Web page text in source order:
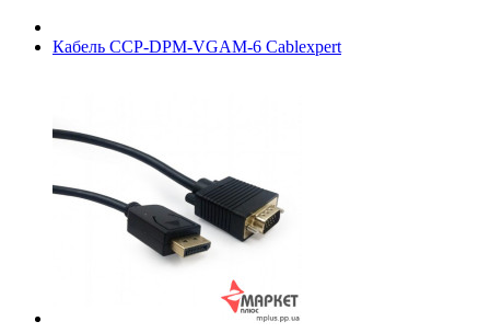
Кабель CCP-DPM-VGAM-6 Cablexpert